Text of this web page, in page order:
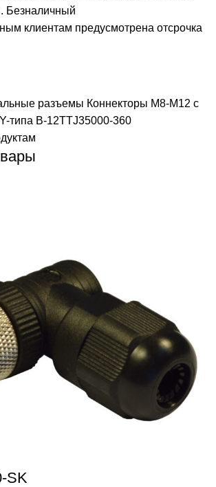
Безналичный
клиентам предусмотрена отсрочка
разъемы Коннекторы M8-M12 с
типа B-12TTJ35000-360
SK